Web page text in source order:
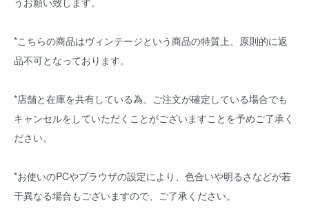
*こちらの商品はヴィンテージという商品の特質上、原則的に返
品不可となっております。
*店舗と在庫を共有している為、ご注文が確定している場合でも
キャンセルをしていただくことがございますことを予めご了承く
ださい。
*お使いのPCやブラウザの設定により、色合いや明るさなどが若
干異なる場合もございますので、ご了承ください。